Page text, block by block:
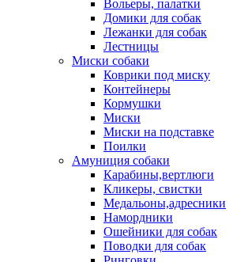
Вольеры, палатки
Домики для собак
Лежанки для собак
Лестницы
Миски собаки
Коврики под миску
Контейнеры
Кормушки
Миски
Миски на подставке
Поилки
Амуниция собаки
Карабины,вертлюги
Кликеры, свистки
Медальоны,адресники
Намордники
Ошейники для собак
Поводки для собак